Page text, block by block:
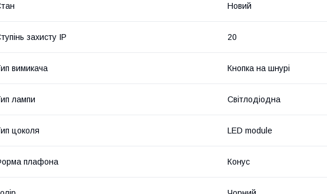
Новий
захисту IP 20
вимикача Кнопка на шнурі
лампи Світлодіодна
цоколя LED module
плафона Конус